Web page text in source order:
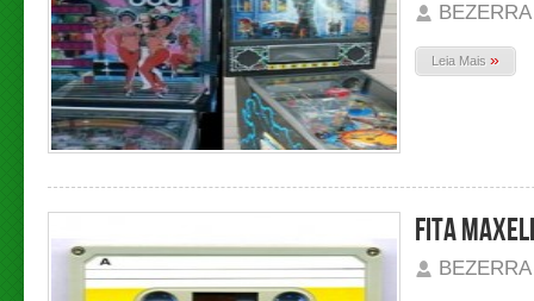
BEZERRA
Leia Mais »
FITA
BEZERRA